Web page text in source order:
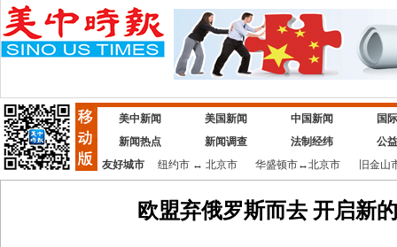
美中新闻 美国新闻 中国新闻
国
新闻热点
新闻调查 法制经纬
公
友好城市
纽约市↔ 北京市 华盛顿市↔北京市 旧金山
欧盟弃俄罗斯而去 开启新